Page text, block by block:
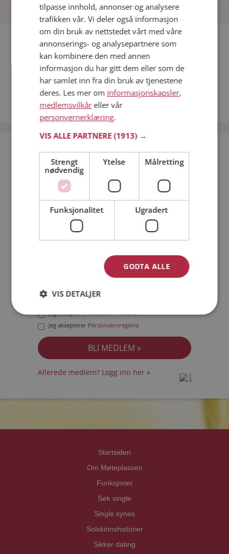
Fler single
Flere singlemenn fra Alver:HåkonW,Vintermåne ,Lion
Kvinner fra Alver
Date kvinner i Norge
Date menn i Norge
Bli medlem gratis!
Jeg er en: Mann Kvinne
Min alder:
Jeg akseptererMedlemsvilkårene
Jeg aksepterer Personvernreglene
Allerede medlem? Logg inn her »
Startsiden
Om Møteplassen
Funksjoner
Søk single
Single synes
Solskinnshistorier
Sikker dating
tilpasse innhold, annonser og analysere
trafikken vår. Vi deler også informasjon
om din bruk av nettstedet vårt med våre
annonserings- og analysepartnere som
kan kombinere den med annen
informasjon du har gitt dem eller som de
har samlet inn fra din bruk av tjenestene
deres. Les mer om informasjonskapsler,
medlemsvilkåreller vår
personvernerklæring.
VIS ALLE PARTNERE(1913) →
Strengt
nødvendig
Ytelse Målretting
Funksjonalitet Ugradert
GODTA ALLE
VIS DETALJER